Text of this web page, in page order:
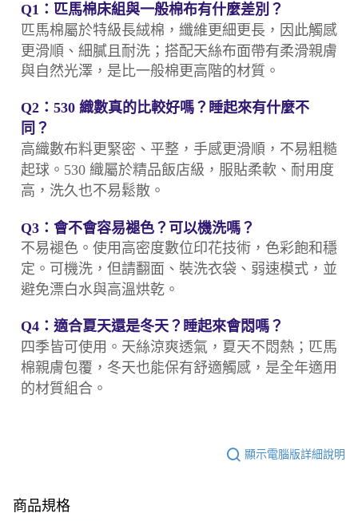
Q1：匹馬棉床組與一般棉布有什麼差別？
匹馬棉屬於特級長絨棉，纖維更細更長，因此觸感
更滑順、細膩且耐洗；搭配天絲布面帶有柔滑親膚
與自然光澤，是比一般棉更高階的材質。
Q2：530 織數真的比較好嗎？睡起來有什麼不
同？
高織數布料更緊密、平整，手感更滑順，不易粗糙
起球。530 織屬於精品飯店級，服貼柔軟、耐用度
高，洗久也不易鬆散。
Q3：會不會容易褪色？可以機洗嗎？
不易褪色。使用高密度數位印花技術，色彩飽和穩
定。可機洗，但請翻面、裝洗衣袋、弱速模式，並
避免漂白水與高溫烘乾。
Q4：適合夏天還是冬天？睡起來會悶嗎？
四季皆可使用。天絲涼爽透氣，夏天不悶熱；匹馬
棉親膚包覆，冬天也能保有舒適觸感，是全年適用
的材質組合。
顯示電腦版詳細說明
商品規格